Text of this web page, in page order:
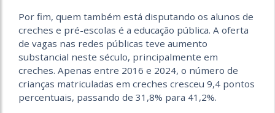
Por fim, quem também está disputando os alunos de
creches e pré-escolas é a educação pública. A oferta
de vagas nas redes públicas teve aumento
substancial neste século, principalmente em
creches. Apenas entre 2016 e 2024, o número de
crianças matriculadas em creches cresceu 9,4 pontos
percentuais, passando de 31,8% para 41,2%.